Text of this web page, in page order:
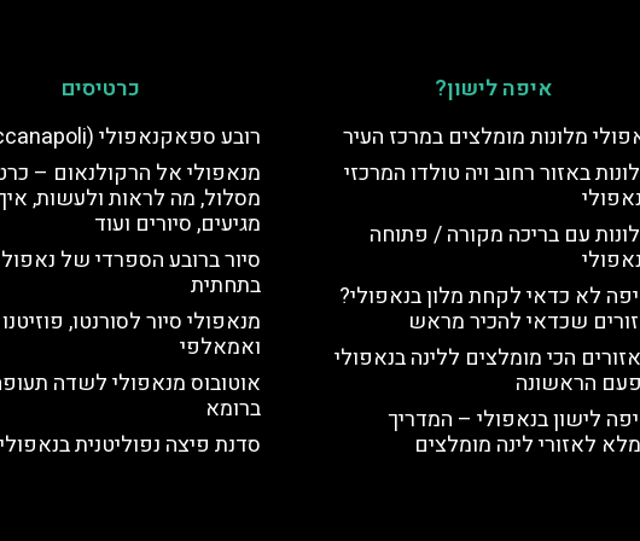
איפה לישון?
מלונות מומלצים במרכז העיר
באזור רחוב ויה טולדו המרכזי
עם בריכה מקורה / פתוחה
לא כדאי לקחת מלון בנאפולי?
שכדאי להכיר מראש
הכי מומלצים ללינה בנאפולי
הראשונה
לישון בנאפולי – המדריך
לאזורי לינה מומלצים
כרטיסים
רובע ספאקנאפולי (Spaccanapoli)
מנאפולי אל הרקולנאום –
מסלול, מה לראות ולעשות,
מגיעים, סיורים ועוד
סיור ברובע הספרדי של
בתחתית
מנאפולי סיור לסורנטו, פוזיטנו
ואמאלפי
אוטובוס מנאפולי לשדה
ברומא
סדנת פיצה נפוליטנית בנאפולי